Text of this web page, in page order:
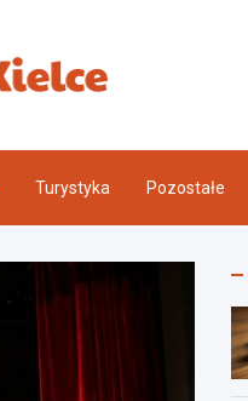
Turystyka Pozostałe